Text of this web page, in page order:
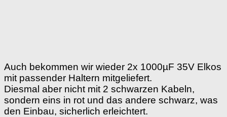
Auch bekommen wir wieder 2x 1000µF 35V Elkos
mit passender Haltern mitgeliefert.
Diesmal aber nicht mit 2 schwarzen Kabeln,
sondern eins in rot und das andere schwarz, was
den Einbau, sicherlich erleichtert.